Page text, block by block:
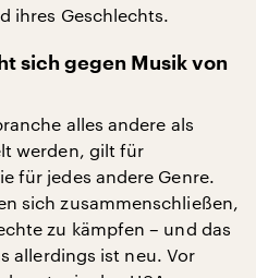
ihres Geschlechts.
sich gegen Musik von
alles andere als
werden, gilt für
für jedes andere Genre.
sich zusammenschließen,
zu kämpfen – und das
allerdings ist neu. Vor